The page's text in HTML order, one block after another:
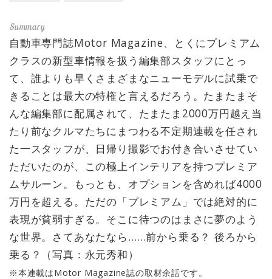
自動車専門誌Motor Magazine、とくにプレミアム
クラスの新型車情報を扱う編集部スタッフにとっ
て、誰よりも早くさまざまなニューモデルに試乗で
きることは最大の特権と言えるだろう。たまたまそ
んな編集部に配属されて、たまたま2000万円越え当
たり前なクルマたちにまつわる不定期連載を任され
た一スタッフが、日帰り撮影でお付き合いさせてい
ただいたのが、この極上インテリアを持つプレミア
ムサルーン。もっとも、オプションを含めれば4000
万円を超える。ただの「プレミアム」では絶対的に
表現が貧弱すぎる。そこに待つのはまさに夢のよう
な世界。さてあなたなら……前から乗る？ 後ろから
乗る？（写真：永元秀和）
※本連載はMotor Magazine誌の取材余話です。